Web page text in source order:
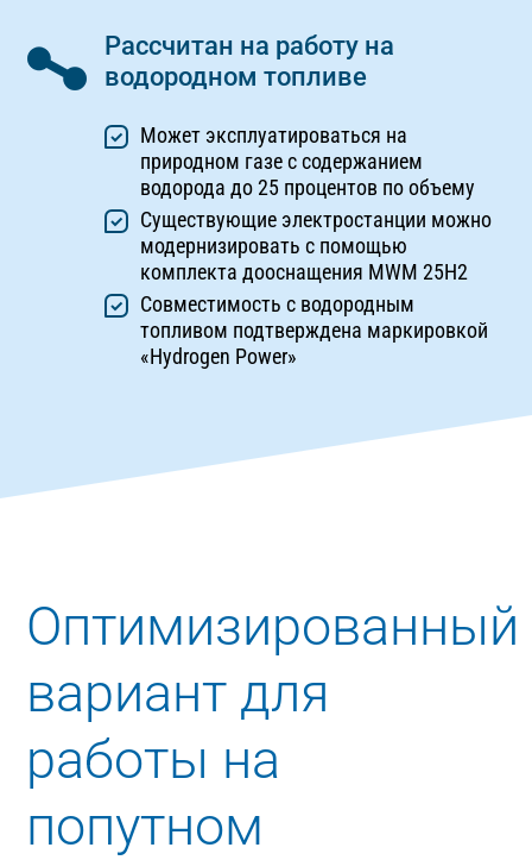
Рассчитан на работу на
водородном топливе
Может эксплуатироваться на
природном газе с содержанием
водорода до 25 процентов по объему
Существующие электростанции можно
модернизировать с помощью
комплекта дооснащения MWM 25H2
Совместимость с водородным
топливом подтверждена маркировкой
«Hydrogen Power»
Оптимизированный
вариант для
работы на
попутном